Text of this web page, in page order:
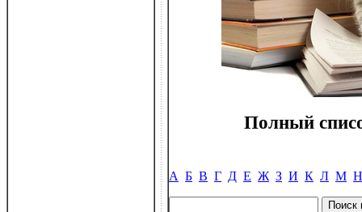
Полный
А Б В Г Д Е Ж З И К Л М Н